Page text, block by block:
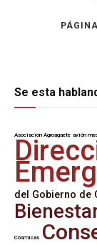
Se esta
Asociación Agroagaete avión
del Gobierno de
Cósmicas